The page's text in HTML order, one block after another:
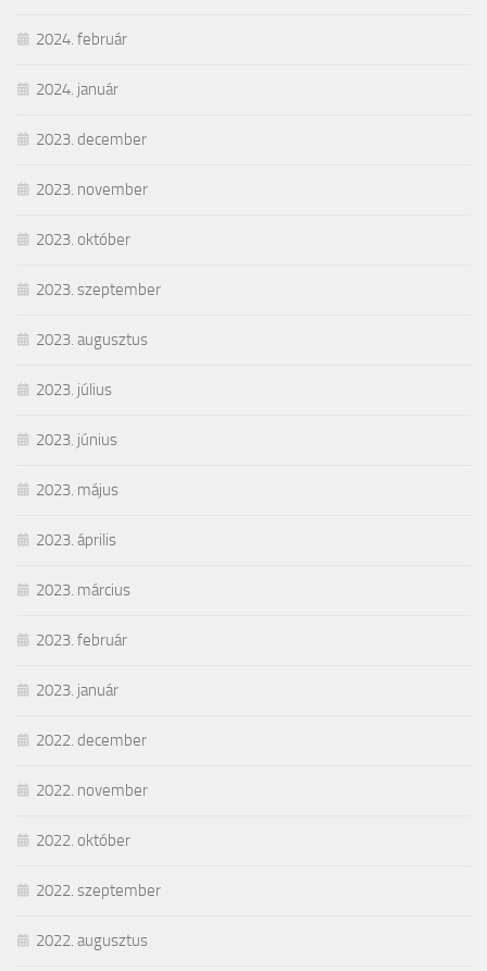
2024. február
2024. január
2023. december
2023. november
2023. október
2023. szeptember
2023. augusztus
2023. július
2023. június
2023. május
2023. április
2023. március
2023. február
2023. január
2022. december
2022. november
2022. október
2022. szeptember
2022. augusztus